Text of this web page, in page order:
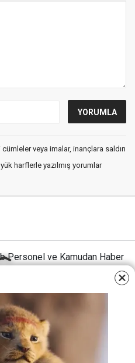
veya imalar, inançlara saldırı
harflerle yazılmış yorumlar
Personel ve Kamudan Haber
İletişim
– Öğretmen Haberleri